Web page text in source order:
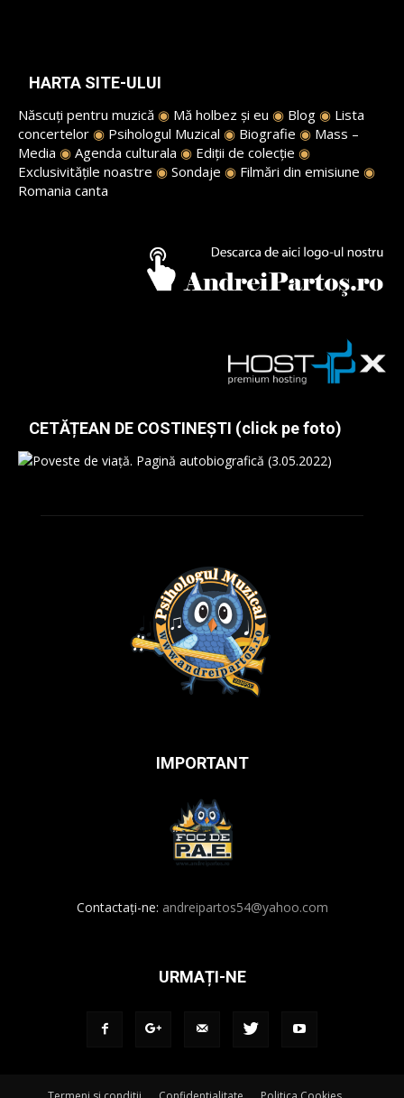
HARTA SITE-ULUI
Născuți pentru muzică ◉ Mă holbez și eu ◉ Blog ◉ Lista
concertelor ◉ Psihologul Muzical ◉ Biografie ◉ Mass –
Media ◉ Agenda culturala ◉ Ediții de colecție ◉
Exclusivitățile noastre ◉ Sondaje ◉ Filmări din emisiune ◉
Romania canta
CETĂȚEAN DE COSTINEȘTI (click pe foto)
IMPORTANT
Contactați-ne: andreipartos54@yahoo.com
URMAȚI-NE